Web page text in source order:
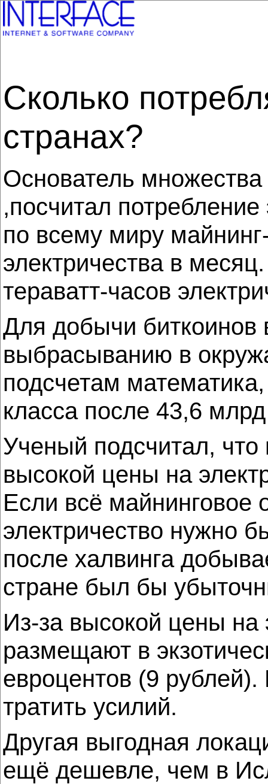
Сколько
странах?
Основатель
,посчитал
по всему миру
электричества в
тераватт-часов
Для добычи биткоинов
выбрасыванию в
подсчетам
класса после 43,6
Ученый подсчитал,
высокой цены на
Если всё майнинговое
электричество нужно
после халвинга
стране был бы
Из-за высокой цены
размещают в
евроцентов (9
тратить усилий.
Другая выгодная
ещё дешевле, чем в